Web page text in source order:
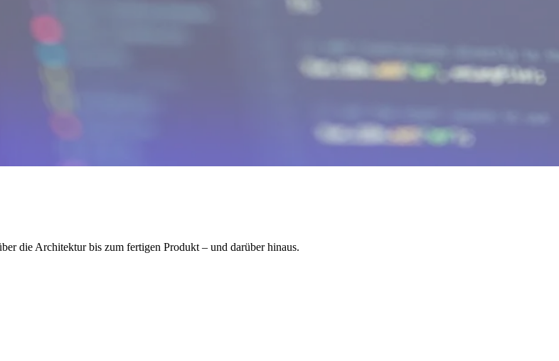
die Architektur bis zum fertigen Produkt – und darüber hinaus.